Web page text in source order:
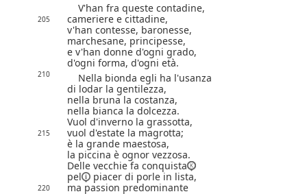
V'han fra queste contadine,
205
cameriere e cittadine,
v'han contesse, baronesse,
marchesane, principesse,
e v'han donne d'ogni grado,
d'ogni forma, d'ogni età.
210
Nella bionda egli ha l'usanza
di lodar la gentilezza,
nella bruna la costanza,
nella bianca la dolcezza.
Vuol d'inverno la grassotta,
215
vuol d'estate la magrotta;
è la grande maestosa,
la piccina è ognor vezzosa.
Delle vecchie fa conquista
pel
piacer di porle in lista,
220
ma passion predominante